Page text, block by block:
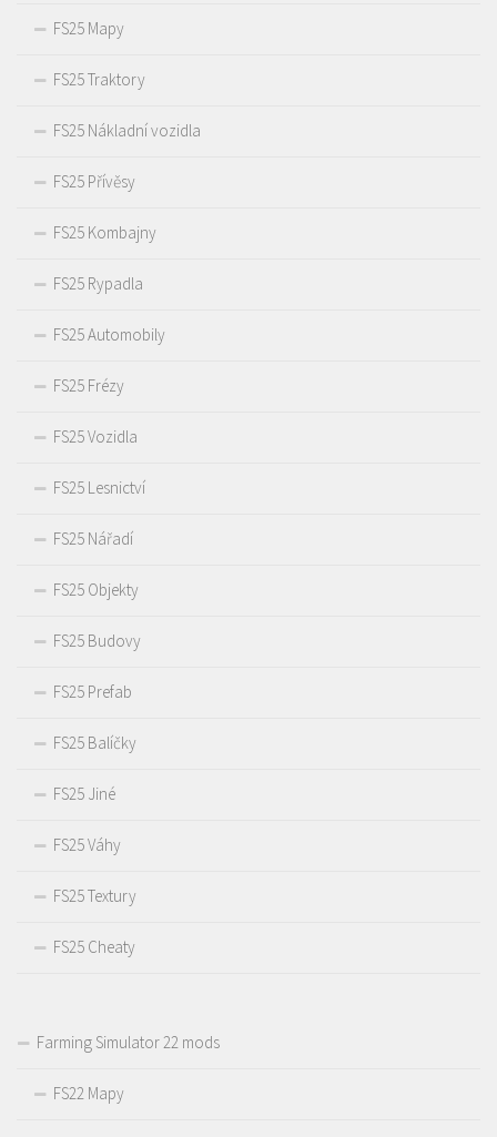
FS25 Mapy
FS25 Traktory
FS25 Nákladní vozidla
FS25 Přívěsy
FS25 Kombajny
FS25 Rypadla
FS25 Automobily
FS25 Frézy
FS25 Vozidla
FS25 Lesnictví
FS25 Nářadí
FS25 Objekty
FS25 Budovy
FS25 Prefab
FS25 Balíčky
FS25 Jiné
FS25 Váhy
FS25 Textury
FS25 Cheaty
Farming Simulator 22 mods
FS22 Mapy